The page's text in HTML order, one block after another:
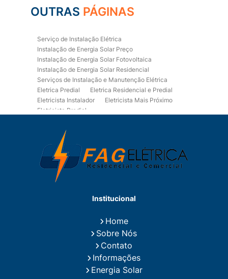
OUTRAS PÁGINAS
Serviço de Instalação Elétrica
Instalação de Energia Solar Preço
Instalação de Energia Solar Fotovoltaica
Instalação de Energia Solar Residencial
Serviços de Instalação e Manutenção Elétrica
Eletrica Predial
Eletrica Residencial e Predial
Eletricista Instalador
Eletricista Mais Próximo
Eletricista Predial
Eletricista Residencial
Eletricista Residencial E Predial
Eletricistas de Manutenção
Empresa de Instalações Elétricas
Empresa de Manutenção Eletrica
Empresa de Prestação de Serviços Eletricos
Fiação para Instalação Eletrica Residencial
Instalação de Energia Solar Residencial Preço
Instalação de Painel Solar
Instalação de Placa Solar
Instalação de Sistema Fotovoltaico
Instalação E Manutenção Elétrica
Instalação Elétrica Comercial
Institucional
Home
Sobre Nós
Contato
Informações
Energia Solar